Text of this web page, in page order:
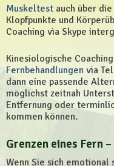
Muskeltest auch über
Klopfpunkte und
Coaching via Skype
Kinesiologische
Fernbehandlungen via
dann eine passende
möglichst zeitnah
Entfernung oder
kommen können.
Grenzen eines Fern
Wenn Sie sich